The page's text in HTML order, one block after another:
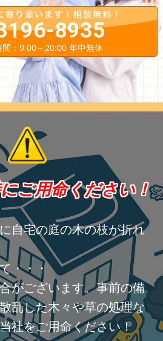
8935
間：9:00～20:00 年中無休
ご用命ください！
自宅の庭の木の枝が折れ
・・・
がございます。事前の備
乱した木々や草の処理な
社をご用命ください！